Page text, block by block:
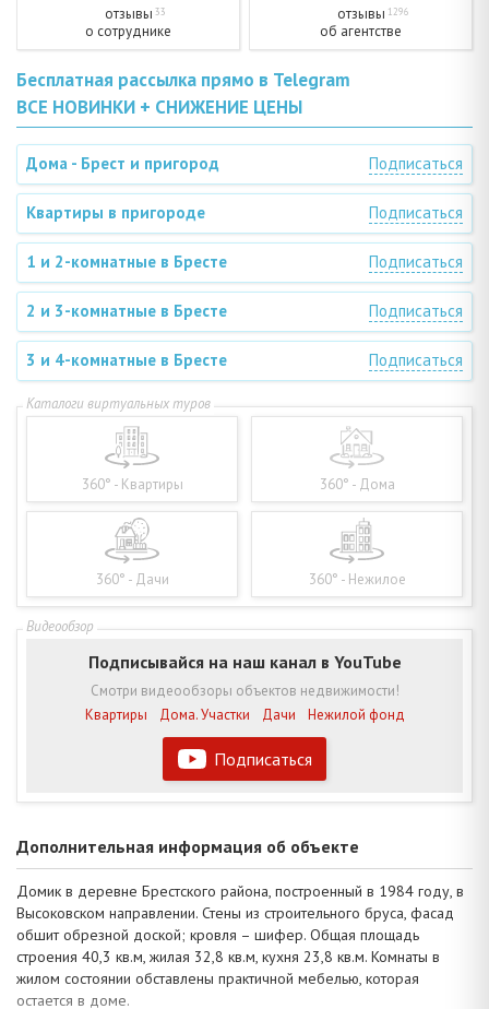
отзывы 33
о сотруднике
отзывы 1296
об агентстве
Бесплатная рассылка прямо в Telegram
ВСЕ НОВИНКИ + СНИЖЕНИЕ ЦЕНЫ
Дома - Брест и пригород Подписаться
Квартиры в пригороде Подписаться
1 и 2-комнатные в Бресте Подписаться
2 и 3-комнатные в Бресте Подписаться
3 и 4-комнатные в Бресте Подписаться
360° - Квартиры 360° - Дома
360° - Дачи 360° - Нежилое
Подписаться
Подписывайся на наш канал в YouTube
Смотри видеообзоры объектов недвижимости!
Квартиры
Дома. Участки Дачи Нежилой фонд
Дополнительная информация об объекте
Домик в деревне Брестского района, построенный в 1984 году, в
Высоковском направлении. Стены из строительного бруса, фасад
обшит обрезной доской; кровля – шифер. Общая площадь
строения 40,3 кв.м, жилая 32,8 кв.м, кухня 23,8 кв.м. Комнаты в
жилом состоянии обставлены практичной мебелью, которая
остается в доме.